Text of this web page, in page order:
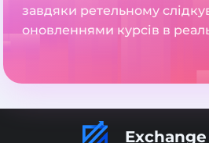
завдяки ретельному
оновленнями курсів в